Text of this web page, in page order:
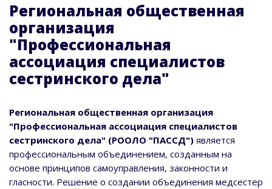
Региональная общественная
организация
"Профессиональная
ассоциация специалистов
сестринского дела"
Региональная общественная организация
"Профессиональная ассоциация специалистов
сестринского дела" (РООЛО "ПАССД") является
профессиональным объединением, созданным на
основе принципов самоуправления, законности и
гласности. Решение о создании объединения медсестер